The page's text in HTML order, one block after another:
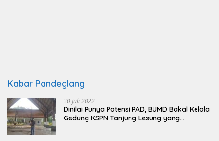
Kabar Pandeglang
30 Juli 2022
Dinilai Punya Potensi PAD, BUMD Bakal Kelola
Gedung KSPN Tanjung Lesung yang